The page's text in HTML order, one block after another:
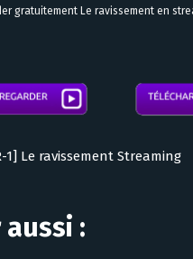
gratuitement Le ravissement en
1] Le ravissement Streaming
aussi :